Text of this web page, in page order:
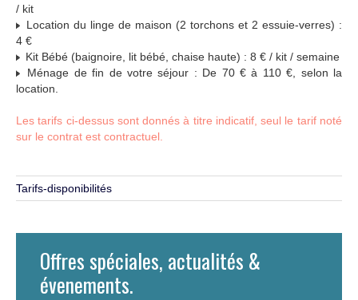
/ kit
Location du linge de maison (2 torchons et 2 essuie-verres) :
4 €
Kit Bébé (baignoire, lit bébé, chaise haute) : 8 € / kit / semaine
Ménage de fin de votre séjour : De 70 € à 110 €, selon la
location.
Les tarifs ci-dessus sont donnés à titre indicatif, seul le tarif noté
sur le contrat est contractuel.
Tarifs-disponibilités
Offres spéciales, actualités &
évenements.